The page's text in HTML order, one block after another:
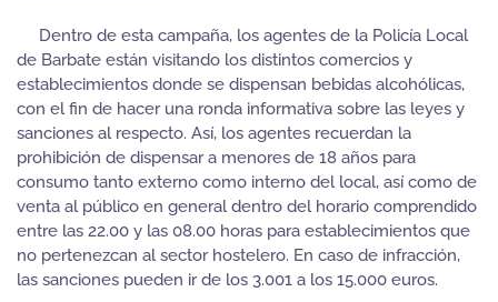
Dentro de esta campaña, los agentes de la Policía Local
de Barbate están visitando los distintos comercios y
establecimientos donde se dispensan bebidas alcohólicas,
con el fin de hacer una ronda informativa sobre las leyes y
sanciones al respecto. Así, los agentes recuerdan la
prohibición de dispensar a menores de 18 años para
consumo tanto externo como interno del local, así como de
venta al público en general dentro del horario comprendido
entre las 22.00 y las 08.00 horas para establecimientos que
no pertenezcan al sector hostelero. En caso de infracción,
las sanciones pueden ir de los 3.001 a los 15.000 euros.